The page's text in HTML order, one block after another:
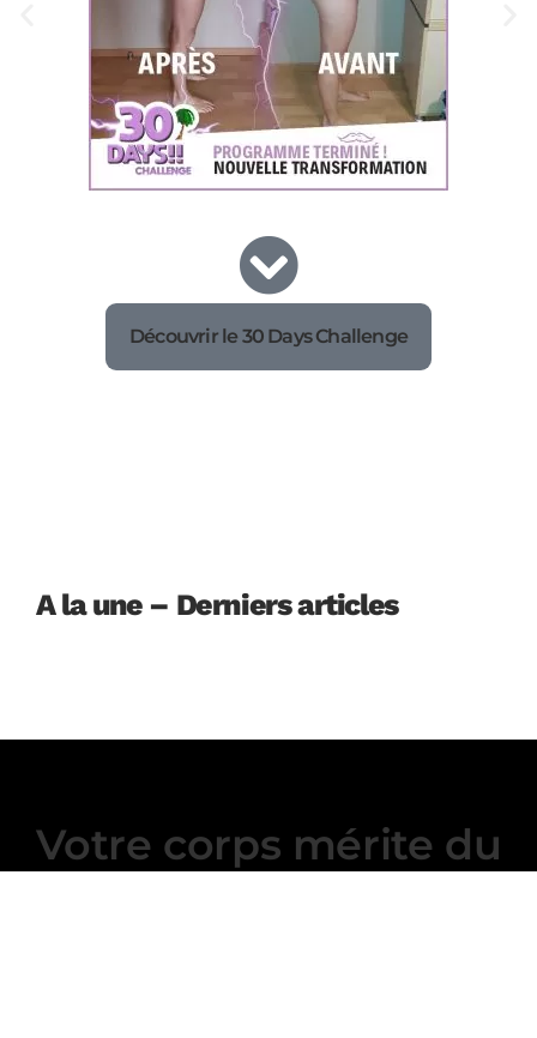
Découvrir le 30 Days Challenge
A la une – Derniers articles
Votre corps mérite du
sport !